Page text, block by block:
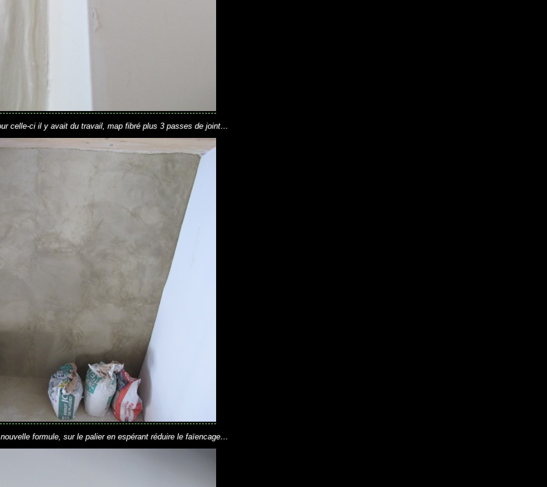
celle-ci il y avait du travail, map fibré plus 3 passes de joint…
formule, sur le palier en espérant réduire le faïencage…